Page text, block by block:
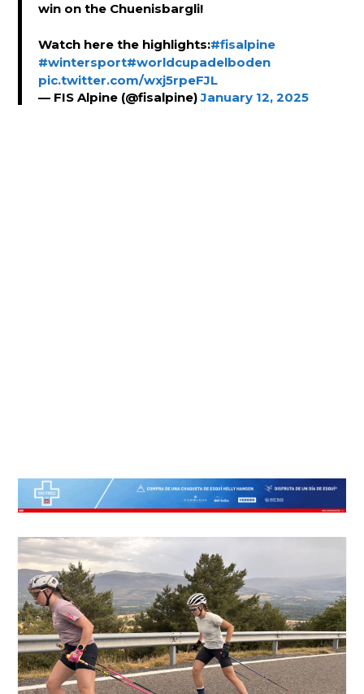
win on the Chuenisbargli!
Watch here the highlights:#fisalpine
#wintersport#worldcupadelboden
pic.twitter.com/wxj5rpeFJL
— FIS Alpine (@fisalpine)January 12, 2025